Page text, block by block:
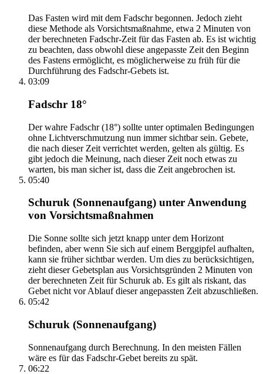
Das Fasten wird mit dem Fadschr begonnen. Jedoch zieht
diese Methode als Vorsichtsmaßnahme, etwa 2 Minuten von
der berechneten Fadschr-Zeit für das Fasten ab. Es ist wichtig
zu beachten, dass obwohl diese angepasste Zeit den Beginn
des Fastens ermöglicht, es möglicherweise zu früh für die
Durchführung des Fadschr-Gebets ist.
03:09
Fadschr 18°
Der wahre Fadschr (18°) sollte unter optimalen Bedingungen
ohne Lichtverschmutzung nun immer sichtbar sein. Gebete,
die nach dieser Zeit verrichtet werden, gelten als gültig. Es
gibt jedoch die Meinung, nach dieser Zeit noch etwas zu
warten, bis man sicher ist, dass die Zeit angebrochen ist.
05:40
Schuruk (Sonnenaufgang) unter Anwendung
von Vorsichtsmaßnahmen
Die Sonne sollte sich jetzt knapp unter dem Horizont
befinden, aber wenn Sie sich auf einem Berggipfel aufhalten,
kann sie früher sichtbar werden. Um dies zu berücksichtigen,
zieht dieser Gebetsplan aus Vorsichtsgründen 2 Minuten von
der berechneten Zeit für Schuruk ab. Es gilt als riskant, das
Gebet nicht vor Ablauf dieser angepassten Zeit abzuschließen.
05:42
Schuruk (Sonnenaufgang)
Sonnenaufgang durch Berechnung. In den meisten Fällen
wäre es für das Fadschr-Gebet bereits zu spät.
06:22